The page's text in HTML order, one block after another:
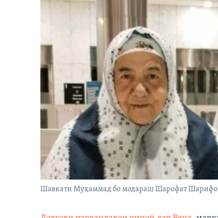
Шавкати Муҳаммад бо модараш Шарофат